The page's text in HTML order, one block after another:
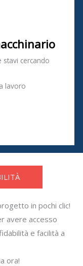
stavi cercando
lavoro
in pochi clic!
avere accesso
e facilità a
ora!